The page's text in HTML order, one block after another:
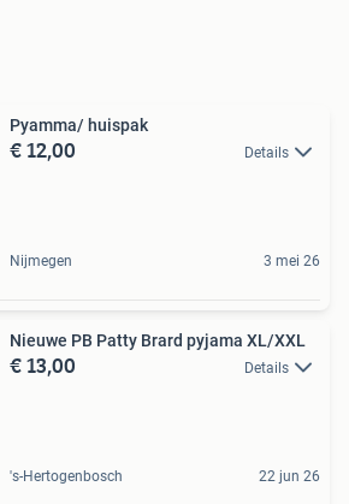
Pyamma/ huispak
€ 12,00 Details
Nijmegen 3 mei 26
Nieuwe PB Patty Brard pyjama XL/XXL
€ 13,00 Details
's-Hertogenbosch 22 jun 26